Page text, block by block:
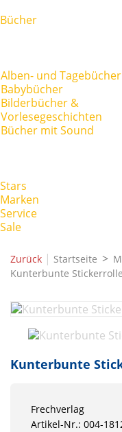
Bücher
Alben- und Tagebücher
Babybücher
Bilderbücher &
Vorlesegeschichten
Bücher mit Sound
Stars
Marken
Service
Sale
Zurück | Startseite
Kunterbunte Stickerrolle
Kunterbunte
Frechverlag
Artikel-Nr.: 004-